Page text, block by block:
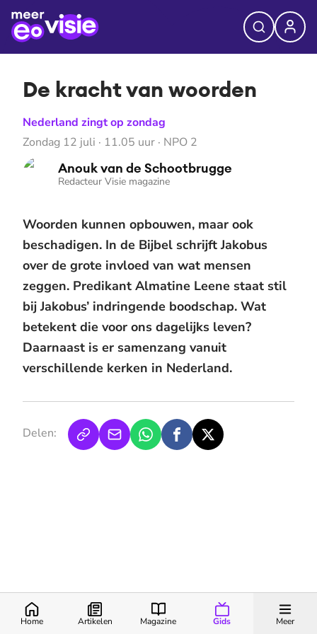
De kracht van woorden
Nederland zingt op zondag
Zondag 12 juli · 11.05 uur · NPO 2
Anouk van de Schootbrugge
Redacteur Visie magazine
Woorden kunnen opbouwen, maar ook
beschadigen. In de Bijbel schrijft Jakobus
over de grote invloed van wat mensen
zeggen. Predikant Almatine Leene staat stil
bij Jakobus’ indringende boodschap. Wat
betekent die voor ons dagelijks leven?
Daarnaast is er samenzang vanuit
verschillende kerken in Nederland.
Delen:
Home Artikelen Magazine Gids Meer